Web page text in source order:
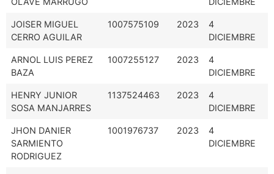
JOISER MIGUEL
CERRO AGUILAR
1007575109 2023
4
DICIEMBRE
ARNOL LUIS PEREZ
BAZA
1007255127 2023
4
DICIEMBRE
HENRY JUNIOR
SOSA MANJARRES
1137524463 2023
4
DICIEMBRE
JHON DANIER
SARMIENTO
RODRIGUEZ
1001976737 2023
4
DICIEMBRE